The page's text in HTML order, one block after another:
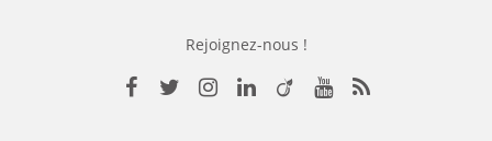
Rejoignez-nous !